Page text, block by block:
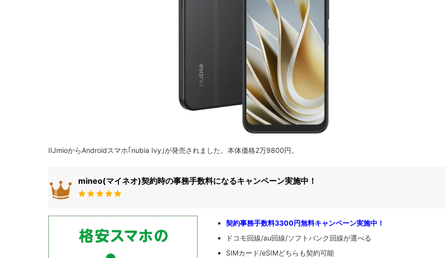
IIJmioからAndroidスマホ｢nubia Ivy｣が発売されました。本体価格2万9800円。
mineo(マイネオ)契約時の事務手数料になるキャンペーン実施中！
契約事務手数料3300円無料キャンペーン実施中！
ドコモ回線/au回線/ソフトバンク回線が選べる
SIMカード/eSIMどちらも契約可能